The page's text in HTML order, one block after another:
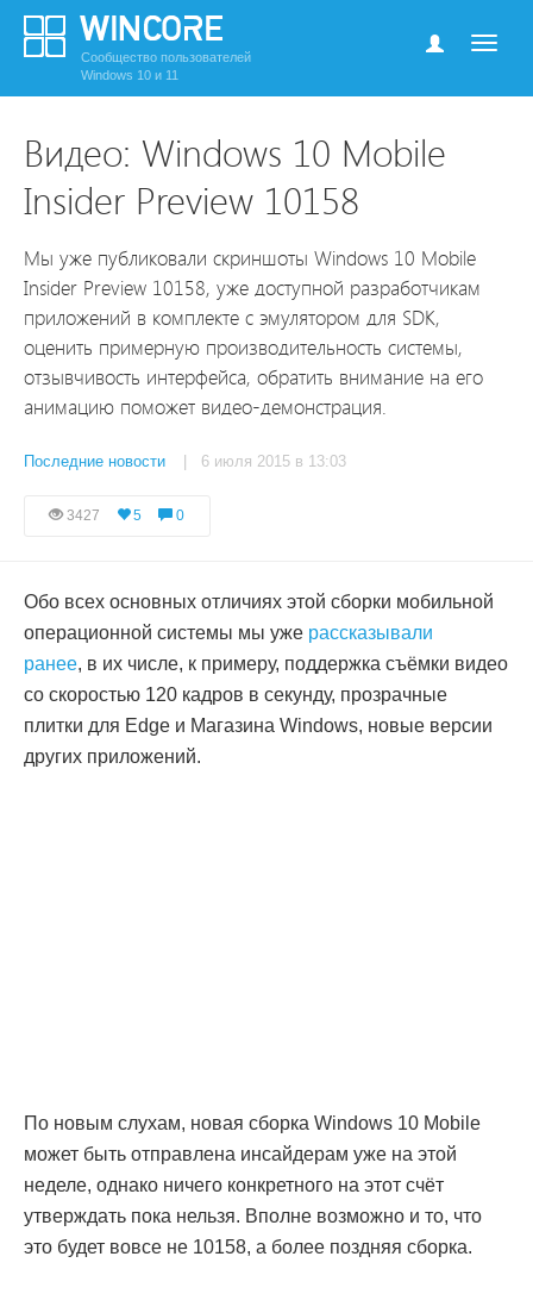
Сообщество пользователей
Windows 10 и 11
Видео: Windows 10 Mobile
Insider Preview 10158
Мы уже публиковали скриншоты Windows 10 Mobile
Insider Preview 10158, уже доступной разработчикам
приложений в комплекте с эмулятором для SDK,
оценить примерную производительность системы,
отзывчивость интерфейса, обратить внимание на его
анимацию поможет видео-демонстрация.
Последние новости | 6 июля 2015 в 13:03
3427 5 0
Обо всех основных отличиях этой сборки мобильной
операционной системы мы уже рассказывали
ранее, в их числе, к примеру, поддержка съёмки видео
со скоростью 120 кадров в секунду, прозрачные
плитки для Edge и Магазина Windows, новые версии
других приложений.
По новым слухам, новая сборка Windows 10 Mobile
может быть отправлена инсайдерам уже на этой
неделе, однако ничего конкретного на этот счёт
утверждать пока нельзя. Вполне возможно и то, что
это будет вовсе не 10158, а более поздняя сборка.